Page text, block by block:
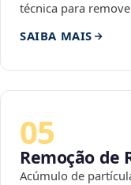
técnica para
SAIBA MAIS
05
Remoção de
Acúmulo de